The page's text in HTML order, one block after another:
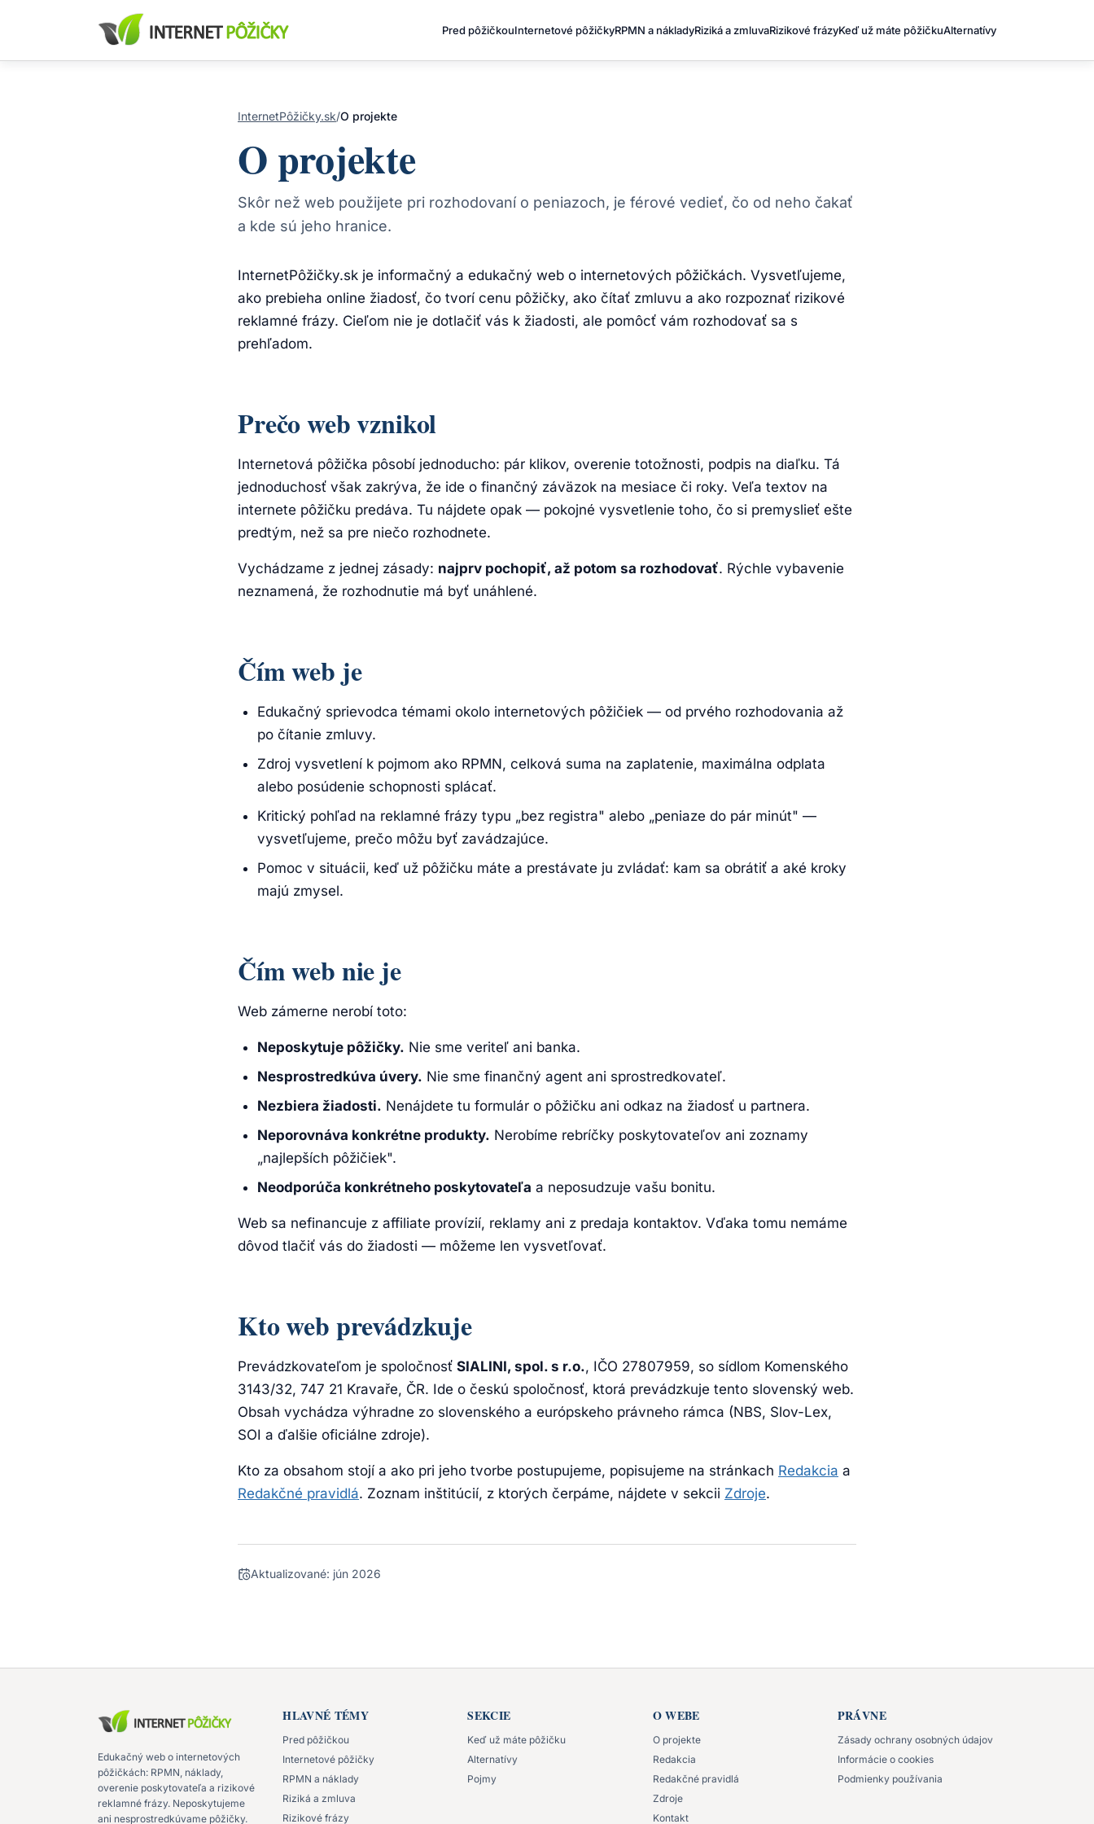
Pred pôžičkouInternetové pôžičkyRPMN a nákladyRiziká a zmluvaRizikové frázyKeď už máte pôžičkuAlternatívy
InternetPôžičky.sk/O projekte
O projekte
Skôr než web použijete pri rozhodovaní o peniazoch, je férové vedieť, čo od neho čakať
a kde sú jeho hranice.
InternetPôžičky.sk je informačný a edukačný web o internetových pôžičkách. Vysvetľujeme,
ako prebieha online žiadosť, čo tvorí cenu pôžičky, ako čítať zmluvu a ako rozpoznať rizikové
reklamné frázy. Cieľom nie je dotlačiť vás k žiadosti, ale pomôcť vám rozhodovať sa s
prehľadom.
Prečo web vznikol
Internetová pôžička pôsobí jednoducho: pár klikov, overenie totožnosti, podpis na diaľku. Tá
jednoduchosť však zakrýva, že ide o finančný záväzok na mesiace či roky. Veľa textov na
internete pôžičku predáva. Tu nájdete opak — pokojné vysvetlenie toho, čo si premyslieť ešte
predtým, než sa pre niečo rozhodnete.
Vychádzame z jednej zásady: najprv pochopiť, až potom sa rozhodovať. Rýchle vybavenie
neznamená, že rozhodnutie má byť unáhlené.
Čím web je
Edukačný sprievodca témami okolo internetových pôžičiek — od prvého rozhodovania až
po čítanie zmluvy.
Zdroj vysvetlení k pojmom ako RPMN, celková suma na zaplatenie, maximálna odplata
alebo posúdenie schopnosti splácať.
Kritický pohľad na reklamné frázy typu „bez registra" alebo „peniaze do pár minút" —
vysvetľujeme, prečo môžu byť zavádzajúce.
Pomoc v situácii, keď už pôžičku máte a prestávate ju zvládať: kam sa obrátiť a aké kroky
majú zmysel.
Čím web nie je
Web zámerne nerobí toto:
Neposkytuje pôžičky. Nie sme veriteľ ani banka.
Nesprostredkúva úvery. Nie sme finančný agent ani sprostredkovateľ.
Nezbiera žiadosti. Nenájdete tu formulár o pôžičku ani odkaz na žiadosť u partnera.
Neporovnáva konkrétne produkty. Nerobíme rebríčky poskytovateľov ani zoznamy
„najlepších pôžičiek".
Neodporúča konkrétneho poskytovateľa a neposudzuje vašu bonitu.
Web sa nefinancuje z affiliate provízií, reklamy ani z predaja kontaktov. Vďaka tomu nemáme
dôvod tlačiť vás do žiadosti — môžeme len vysvetľovať.
Kto web prevádzkuje
Prevádzkovateľom je spoločnosť SIALINI, spol. s r.o., IČO 27807959, so sídlom Komenského
3143/32, 747 21 Kravaře, ČR. Ide o českú spoločnosť, ktorá prevádzkuje tento slovenský web.
Obsah vychádza výhradne zo slovenského a európskeho právneho rámca (NBS, Slov-Lex,
SOI a ďalšie oficiálne zdroje).
Kto za obsahom stojí a ako pri jeho tvorbe postupujeme, popisujeme na stránkach Redakcia a
Redakčné pravidlá. Zoznam inštitúcií, z ktorých čerpáme, nájdete v sekcii Zdroje.
Aktualizované: jún 2026
Edukačný web o internetových
pôžičkách: RPMN, náklady,
overenie poskytovateľa a rizikové
reklamné frázy. Neposkytujeme
ani nesprostredkúvame pôžičky.
HLAVNÉ TÉMY
Pred pôžičkou
Internetové pôžičky
RPMN a náklady
Riziká a zmluva
Rizikové frázy
SEKCIE
Keď už máte pôžičku
Alternatívy
Pojmy
O WEBE
O projekte
Redakcia
Redakčné pravidlá
Zdroje
Kontakt
PRÁVNE
Zásady ochrany osobných údajov
Informácie o cookies
Podmienky používania